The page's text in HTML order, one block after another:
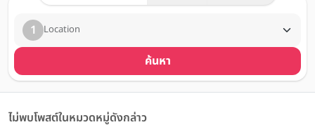
1 Location
ค้นหา
ไม่พบโพสต์ในหมวดหมู่ดังกล่าว